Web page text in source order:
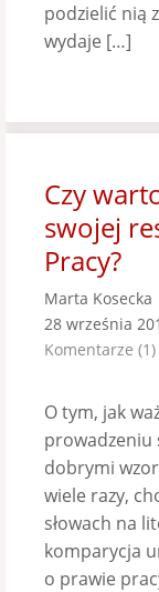
podzielić nią
wydaje […]
Czy
swojej
Pracy?
Marta Kosecka
28 września
Komentarze (1)
O tym, jak
prowadzeniu
dobrymi
wiele razy,
słowach na
komparycja
o prawie